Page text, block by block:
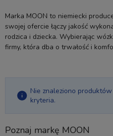
Marka MOON to niemiecki
swojej ofercie łączy jakość
rodzica i dziecka. Wybierając
firmy, która dba o trwałość i
Nie znaleziono
kryteria.
Poznaj markę MOON